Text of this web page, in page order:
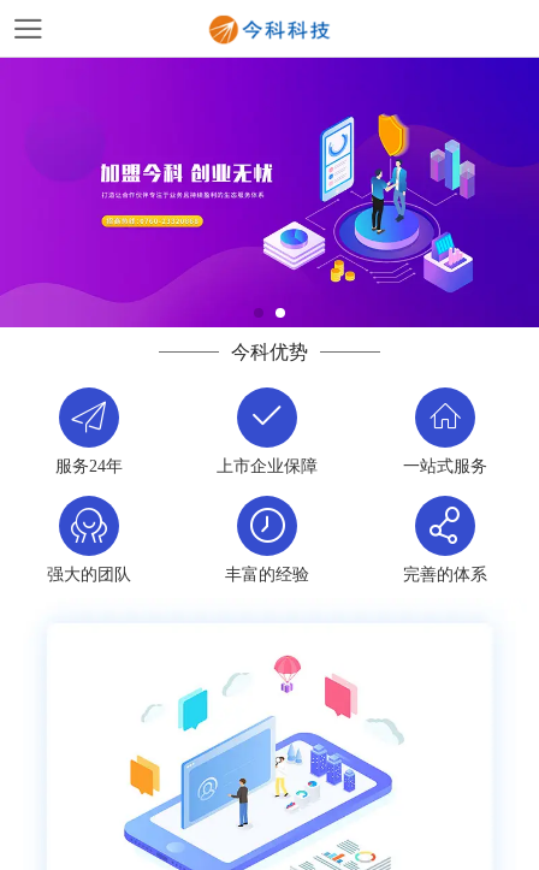
今科优势
服务24年 上市企业保障 一站式服务
强大的团队 丰富的经验 完善的体系